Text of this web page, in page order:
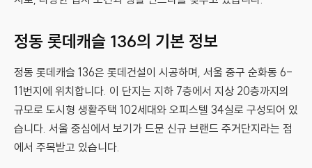
정동 롯데캐슬 136의 기본 정보
정동 롯데캐슬 136은 롯데건설이 시공하며, 서울 중구 순화동 6-
11번지에 위치합니다. 이 단지는 지하 7층에서 지상 20층까지의
규모로 도시형 생활주택 102세대와 오피스텔 34실로 구성되어 있
습니다. 서울 중심에서 보기가 드문 신규 브랜드 주거단지라는 점
에서 주목받고 있습니다.